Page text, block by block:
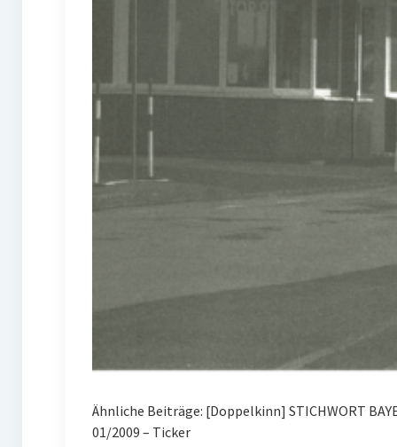
Ähnliche Beiträge: [Doppelkinn] STICHWORT
01/2009 – Ticker